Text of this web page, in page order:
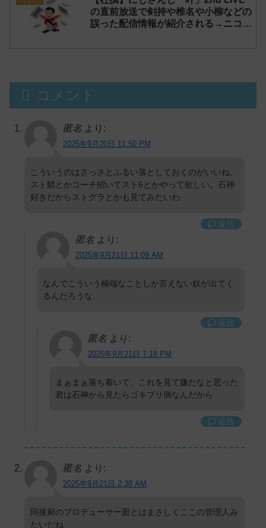
の直前放送で剣持や椎名や小柳などの
誤った配信情報が紹介される→ニコニ
【生成AI?】
コメント
匿名 より:
2025年9月20日 11:50 PM
こういうのはさっさとふるい落としておくのがいいね、
スト鯖とかコーチ招いてスト6とかやって欲しい。石神
好きだからストグラとかも見てみたいわ
返信
匿名 より:
2025年9月21日 11:09 AM
なんでこういう極端なことしか言えない奴が出てく
るんだろうな
返信
匿名 より:
2025年9月21日 7:18 PM
まぁまぁ落ち着いて、これを見て嫌だなと思った
君は石神から見たらゴキブリ側なんだから
返信
匿名 より:
2025年9月21日 2:38 AM
同接厨のプロデューサー面とはまさしくここの管理人み
たいだね